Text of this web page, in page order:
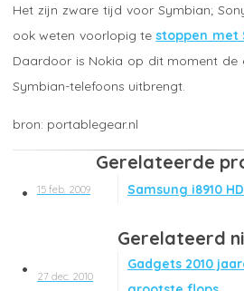
Het zijn zware tijd voor Symbian;
ook weten voorlopig testoppen met
Daardoor is Nokia op dit moment
Symbian-telefoons uitbrengt.
portablegear.nl
Gerelateerde
15 feb. 2009 Samsung i8910 HD
Gerelateerd
27 dec. 2010
Gadgets 2010